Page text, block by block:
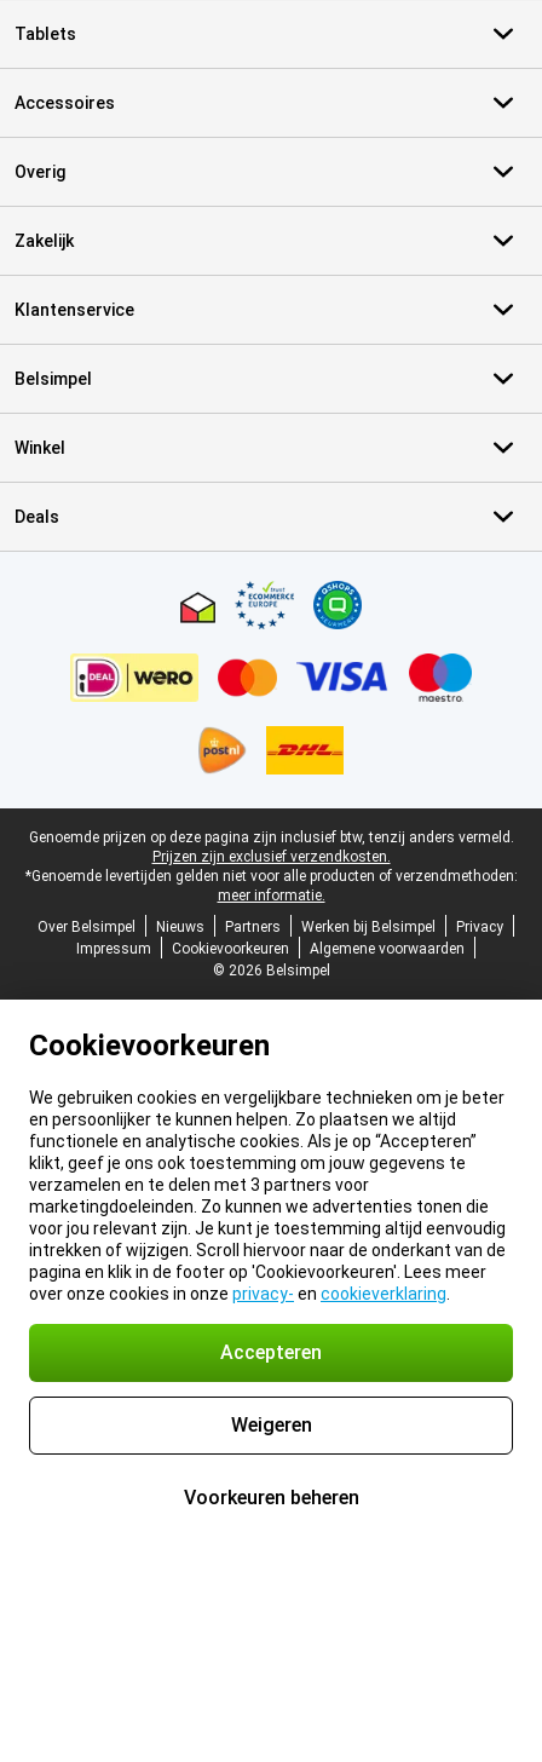
Tablets
Accessoires
Overig
Zakelijk
Klantenservice
Belsimpel
Winkel
Deals
Juridische voettekst
Genoemde prijzen op deze pagina zijn inclusief btw, tenzij anders vermeld.
Prijzen zijn exclusief verzendkosten.
*Genoemde levertijden gelden niet voor alle producten of verzendmethoden:
meer informatie.
Over Belsimpel
Nieuws Partners Werken bij Belsimpel
Privacy
Impressum
Cookievoorkeuren
Algemene voorwaarden
© 2026 Belsimpel
Cookievoorkeuren
We gebruiken cookies en vergelijkbare technieken om je beter
en persoonlijker te kunnen helpen. Zo plaatsen we altijd
functionele en analytische cookies. Als je op “Accepteren”
klikt, geef je ons ook toestemming om jouw gegevens te
verzamelen en te delen met 3 partners voor
marketingdoeleinden. Zo kunnen we advertenties tonen die
voor jou relevant zijn. Je kunt je toestemming altijd eenvoudig
intrekken of wijzigen. Scroll hiervoor naar de onderkant van de
pagina en klik in de footer op 'Cookievoorkeuren'. Lees meer
over onze cookies in onze privacy- en cookieverklaring
Accepteren
Weigeren
Voorkeuren beheren